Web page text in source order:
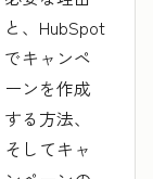
と、HubSpot
でキャンペ
ーンを作成
する方法、
そしてキャ